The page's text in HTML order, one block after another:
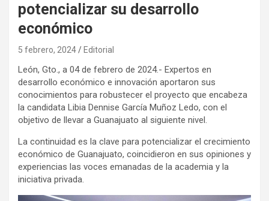
potencializar su desarrollo
económico
5 febrero, 2024 Editorial
León, Gto., a 04 de febrero de 2024.- Expertos en
desarrollo económico e innovación aportaron sus
conocimientos para robustecer el proyecto que encabeza
la candidata Libia Dennise García Muñoz Ledo, con el
objetivo de llevar a Guanajuato al siguiente nivel.
La continuidad es la clave para potencializar el crecimiento
económico de Guanajuato, coincidieron en sus opiniones y
experiencias las voces emanadas de la academia y la
iniciativa privada.